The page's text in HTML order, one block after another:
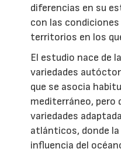
diferencias en su
con las
territorios en los
El estudio nace de
variedades
que se asocia
mediterráneo, pero
variedades
atlánticos, donde
influencia del